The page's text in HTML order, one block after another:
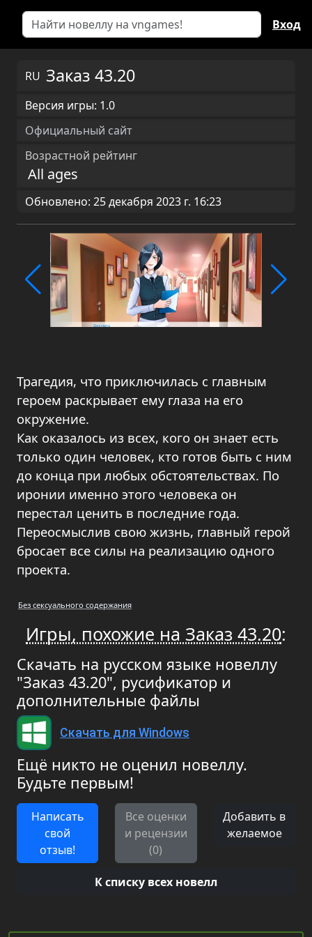
Вход
RU Заказ 43.20
Версия игры: 1.0
Официальный сайт
Возрастной рейтинг
All ages
Обновлено: 25 декабря 2023 г. 16:23
Трагедия, что приключилась с главным
героем раскрывает ему глаза на его
окружение.
Как оказалось из всех, кого он знает есть
только один человек, кто готов быть с ним
до конца при любых обстоятельствах. По
иронии именно этого человека он
перестал ценить в последние года.
Переосмыслив свою жизнь, главный герой
бросает все силы на реализацию одного
проекта.
Без сексуального содержания
Игры, похожие на Заказ 43.20:
Скачать на русском языке новеллу
"Заказ 43.20", русификатор и
дополнительные файлы
Скачать для Windows
Ещё никто не оценил новеллу.
Будьте первым!
Написать
свой
отзыв!
Все оценки
и рецензии
(0)
Добавить в
желаемое
К списку всех новелл